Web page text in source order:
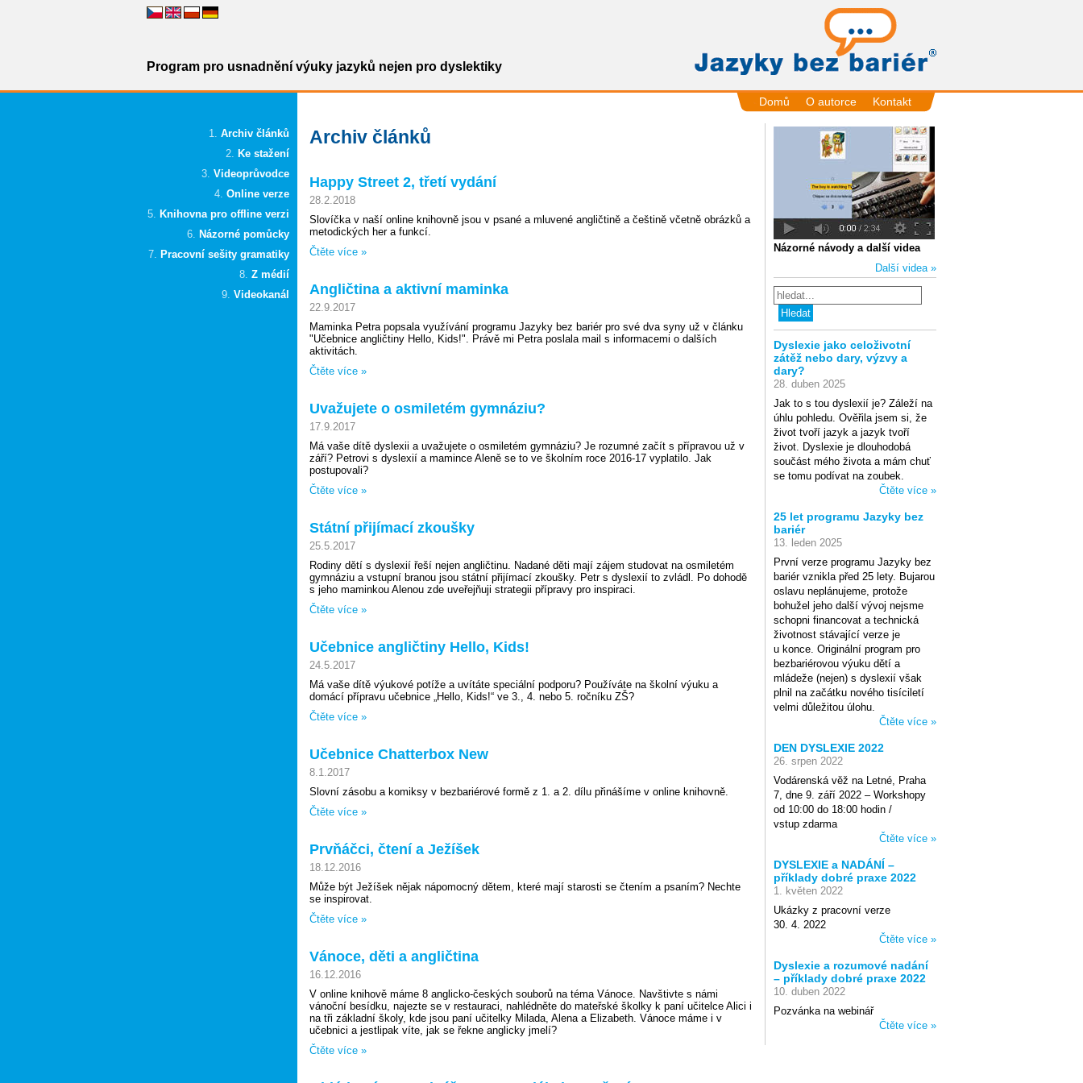
Program pro usnadnění výuky jazyků nejen pro dyslektiky
Domů O autorce Kontakt
Archiv článků
Ke stažení
Videoprůvodce
Online verze
Knihovna pro offline verzi
Názorné pomůcky
Pracovní sešity gramatiky
Z médií
Videokanál
Archiv článků
Happy Street 2, třetí vydání
28.2.2018
Slovíčka v naší online knihovně jsou v psané a mluvené angličtině a češtině včetně obrázků a
metodických her a funkcí.
Čtěte více »
Angličtina a aktivní maminka
22.9.2017
Maminka Petra popsala využívání programu Jazyky bez bariér pro své dva syny už v článku
"Učebnice angličtiny Hello, Kids!". Právě mi Petra poslala mail s informacemi o dalších
aktivitách.
Čtěte více »
Uvažujete o osmiletém gymnáziu?
17.9.2017
Má vaše dítě dyslexii a uvažujete o osmiletém gymnáziu? Je rozumné začít s přípravou už v
září? Petrovi s dyslexií a mamince Aleně se to ve školním roce 2016-17 vyplatilo. Jak
postupovali?
Čtěte více »
Státní přijímací zkoušky
25.5.2017
Rodiny dětí s dyslexií řeší nejen angličtinu. Nadané děti mají zájem studovat na osmiletém
gymnáziu a vstupní branou jsou státní přijímací zkoušky. Petr s dyslexií to zvládl. Po dohodě
s jeho maminkou Alenou zde uveřejňuji strategii přípravy pro inspiraci.
Čtěte více »
Učebnice angličtiny Hello, Kids!
24.5.2017
Má vaše dítě výukové potíže a uvítáte speciální podporu? Používáte na školní výuku a
domácí přípravu učebnice „Hello, Kids!“ ve 3., 4. nebo 5. ročníku ZŠ?
Čtěte více »
Učebnice Chatterbox New
8.1.2017
Slovní zásobu a komiksy v bezbariérové formě z 1. a 2. dílu přinášíme v online knihovně.
Čtěte více »
Prvňáčci, čtení a Ježíšek
18.12.2016
Může být Ježíšek nějak nápomocný dětem, které mají starosti se čtením a psaním? Nechte
se inspirovat.
Čtěte více »
Vánoce, děti a angličtina
16.12.2016
V online knihově máme 8 anglicko-českých souborů na téma Vánoce. Navštivte s námi
vánoční besídku, najezte se v restauraci, nahlédněte do mateřské školky k paní učitelce Alici i
na tři základní školy, kde jsou paní učitelky Milada, Alena a Elizabeth. Vánoce máme i v
učebnici a jestlipak víte, jak se řekne anglicky jmelí?
Čtěte více »
Názorné návody a další videa
Další videa »
Dyslexie jako celoživotní
zátěž nebo dary, výzvy a
dary?
28. duben 2025
Jak to s tou dyslexií je? Záleží na
úhlu pohledu. Ověřila jsem si, že
život tvoří jazyk a jazyk tvoří
život. Dyslexie je dlouhodobá
součást mého života a mám chuť
se tomu podívat na zoubek.
Čtěte více »
25 let programu Jazyky bez
bariér
13. leden 2025
První verze programu Jazyky bez
bariér vznikla před 25 lety. Bujarou
oslavu neplánujeme, protože
bohužel jeho další vývoj nejsme
schopni financovat a technická
životnost stávající verze je
u konce. Originální program pro
bezbariérovou výuku dětí a
mládeže (nejen) s dyslexií však
plnil na začátku nového tisíciletí
velmi důležitou úlohu.
Čtěte více »
DEN DYSLEXIE 2022
26. srpen 2022
Vodárenská věž na Letné, Praha
7, dne 9. září 2022 – Workshopy
od 10:00 do 18:00 hodin /
vstup zdarma
Čtěte více »
DYSLEXIE a NADÁNÍ –
příklady dobré praxe 2022
1. květen 2022
Ukázky z pracovní verze
30. 4. 2022
Čtěte více »
Dyslexie a rozumové nadání
– příklady dobré praxe 2022
10. duben 2022
Pozvánka na webinář
Čtěte více »